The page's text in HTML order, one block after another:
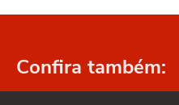
Confira também: